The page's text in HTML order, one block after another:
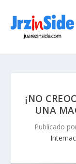
¡NO
UNA
Publicado